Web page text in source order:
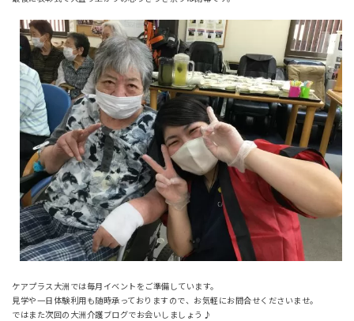
ケアプラス大洲では毎月イベントをご準備しています。
見学や一日体験利用も随時承っておりますので、お気軽にお問合せくださいませ。
ではまた次回の大洲介護ブログでお会いしましょう♪